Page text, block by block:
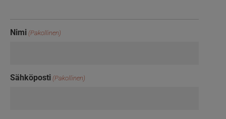
Nimi (Pakollinen)
Sähköposti (Pakollinen)